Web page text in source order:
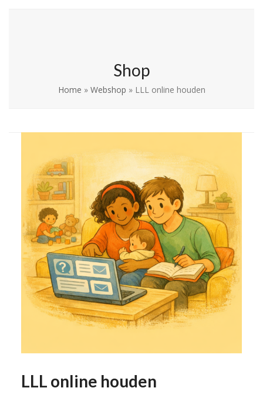
Shop
Home » Webshop » LLL online houden
LLL online houden